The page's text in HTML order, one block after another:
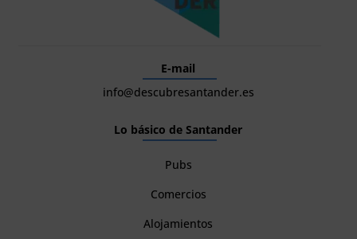
E-mail
info@descubresantander.es
Lo básico de Santander
Pubs
Comercios
Alojamientos